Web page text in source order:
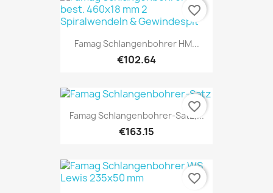
Famag Schlangenbohrer HM...
€102.64
favorite_border
Famag Schlangenbohrer-Satz,...
€163.15
favorite_border
favorite_border